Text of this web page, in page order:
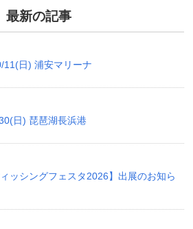
最新の記事
11(日) 浦安マリーナ
日) 琵琶湖長浜港
ィッシングフェスタ2026】出展のお知ら